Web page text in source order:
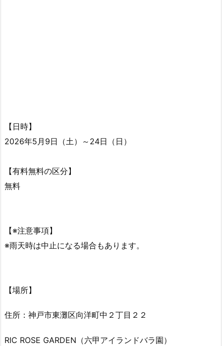
【日時】
2026年5月9日（土）～24日（日）
【有料無料の区分】
無料
【※注意事項】
※雨天時は中止になる場合もあります。
【場所】
住所：神戸市東灘区向洋町中２丁目２２
RIC ROSE GARDEN（六甲アイランドバラ園）